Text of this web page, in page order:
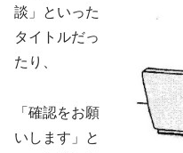
談」といった
タイトルだっ
たり、
「確認をお願
いします」と